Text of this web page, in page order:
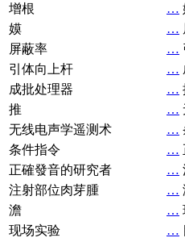
增根
…
嫫
…
屏蔽率
…
引体向上杆
…
成批处理器
…
推
…
无线电声学遥测术
…
条件指令
…
正確發音的研究者
…
注射部位肉芽腫
…
澹
…
现场实验
…